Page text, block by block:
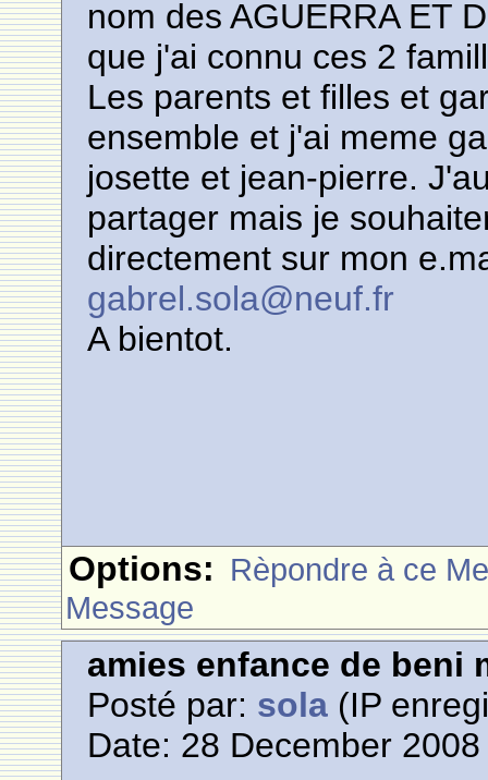
nom des AGUERRA ET
que j'ai connu ces 2
Les parents et filles et
ensemble et j'ai meme
josette et jean-pierre.
partager mais je
directement sur mon
gabrel.sola@neuf.fr
A bientot.
Options: Rèpondre à ce
Message
amies enfance de beni
Posté par: sola (IP
Date: 28 December